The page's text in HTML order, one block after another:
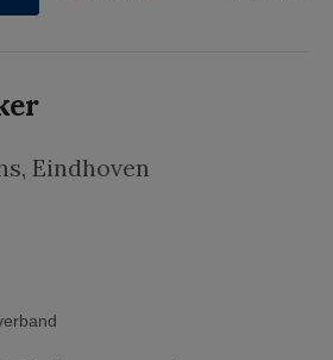
, Eindhoven